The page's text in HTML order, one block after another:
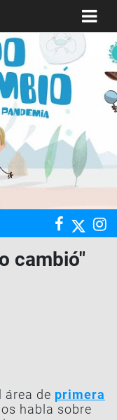
cambió"
área de primera
habla sobre